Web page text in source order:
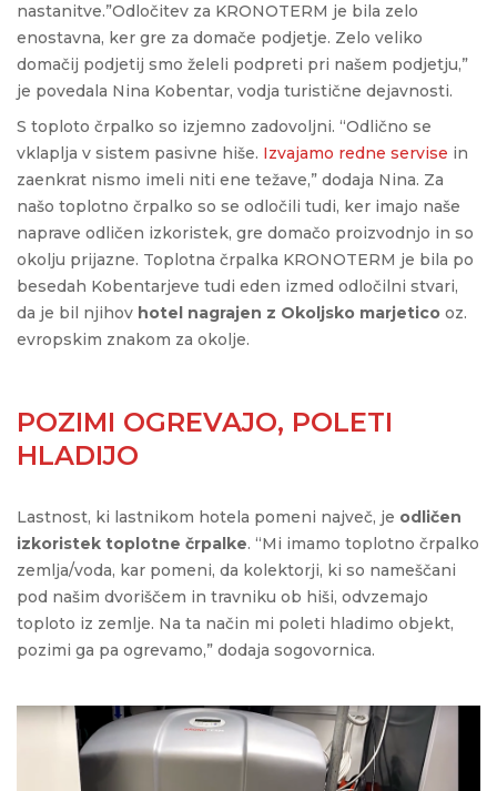
nastanitve.”Odločitev za KRONOTERM je bila zelo
enostavna, ker gre za domače podjetje. Zelo veliko
domačij podjetij smo želeli podpreti pri našem podjetju,”
je povedala Nina Kobentar, vodja turistične dejavnosti.
S toploto črpalko so izjemno zadovoljni. “Odlično se
vklaplja v sistem pasivne hiše. Izvajamo redne servise in
zaenkrat nismo imeli niti ene težave,” dodaja Nina. Za
našo toplotno črpalko so se odločili tudi, ker imajo naše
naprave odličen izkoristek, gre domačo proizvodnjo in so
okolju prijazne. Toplotna črpalka KRONOTERM je bila po
besedah Kobentarjeve tudi eden izmed odločilni stvari,
da je bil njihov hotel nagrajen z Okoljsko marjetico oz.
evropskim znakom za okolje.
POZIMI OGREVAJO, POLETI
HLADIJO
Lastnost, ki lastnikom hotela pomeni največ, je odličen
izkoristek toplotne črpalke. “Mi imamo toplotno črpalko
zemlja/voda, kar pomeni, da kolektorji, ki so nameščani
pod našim dvoriščem in travniku ob hiši, odvzemajo
toploto iz zemlje. Na ta način mi poleti hladimo objekt,
pozimi ga pa ogrevamo,” dodaja sogovornica.